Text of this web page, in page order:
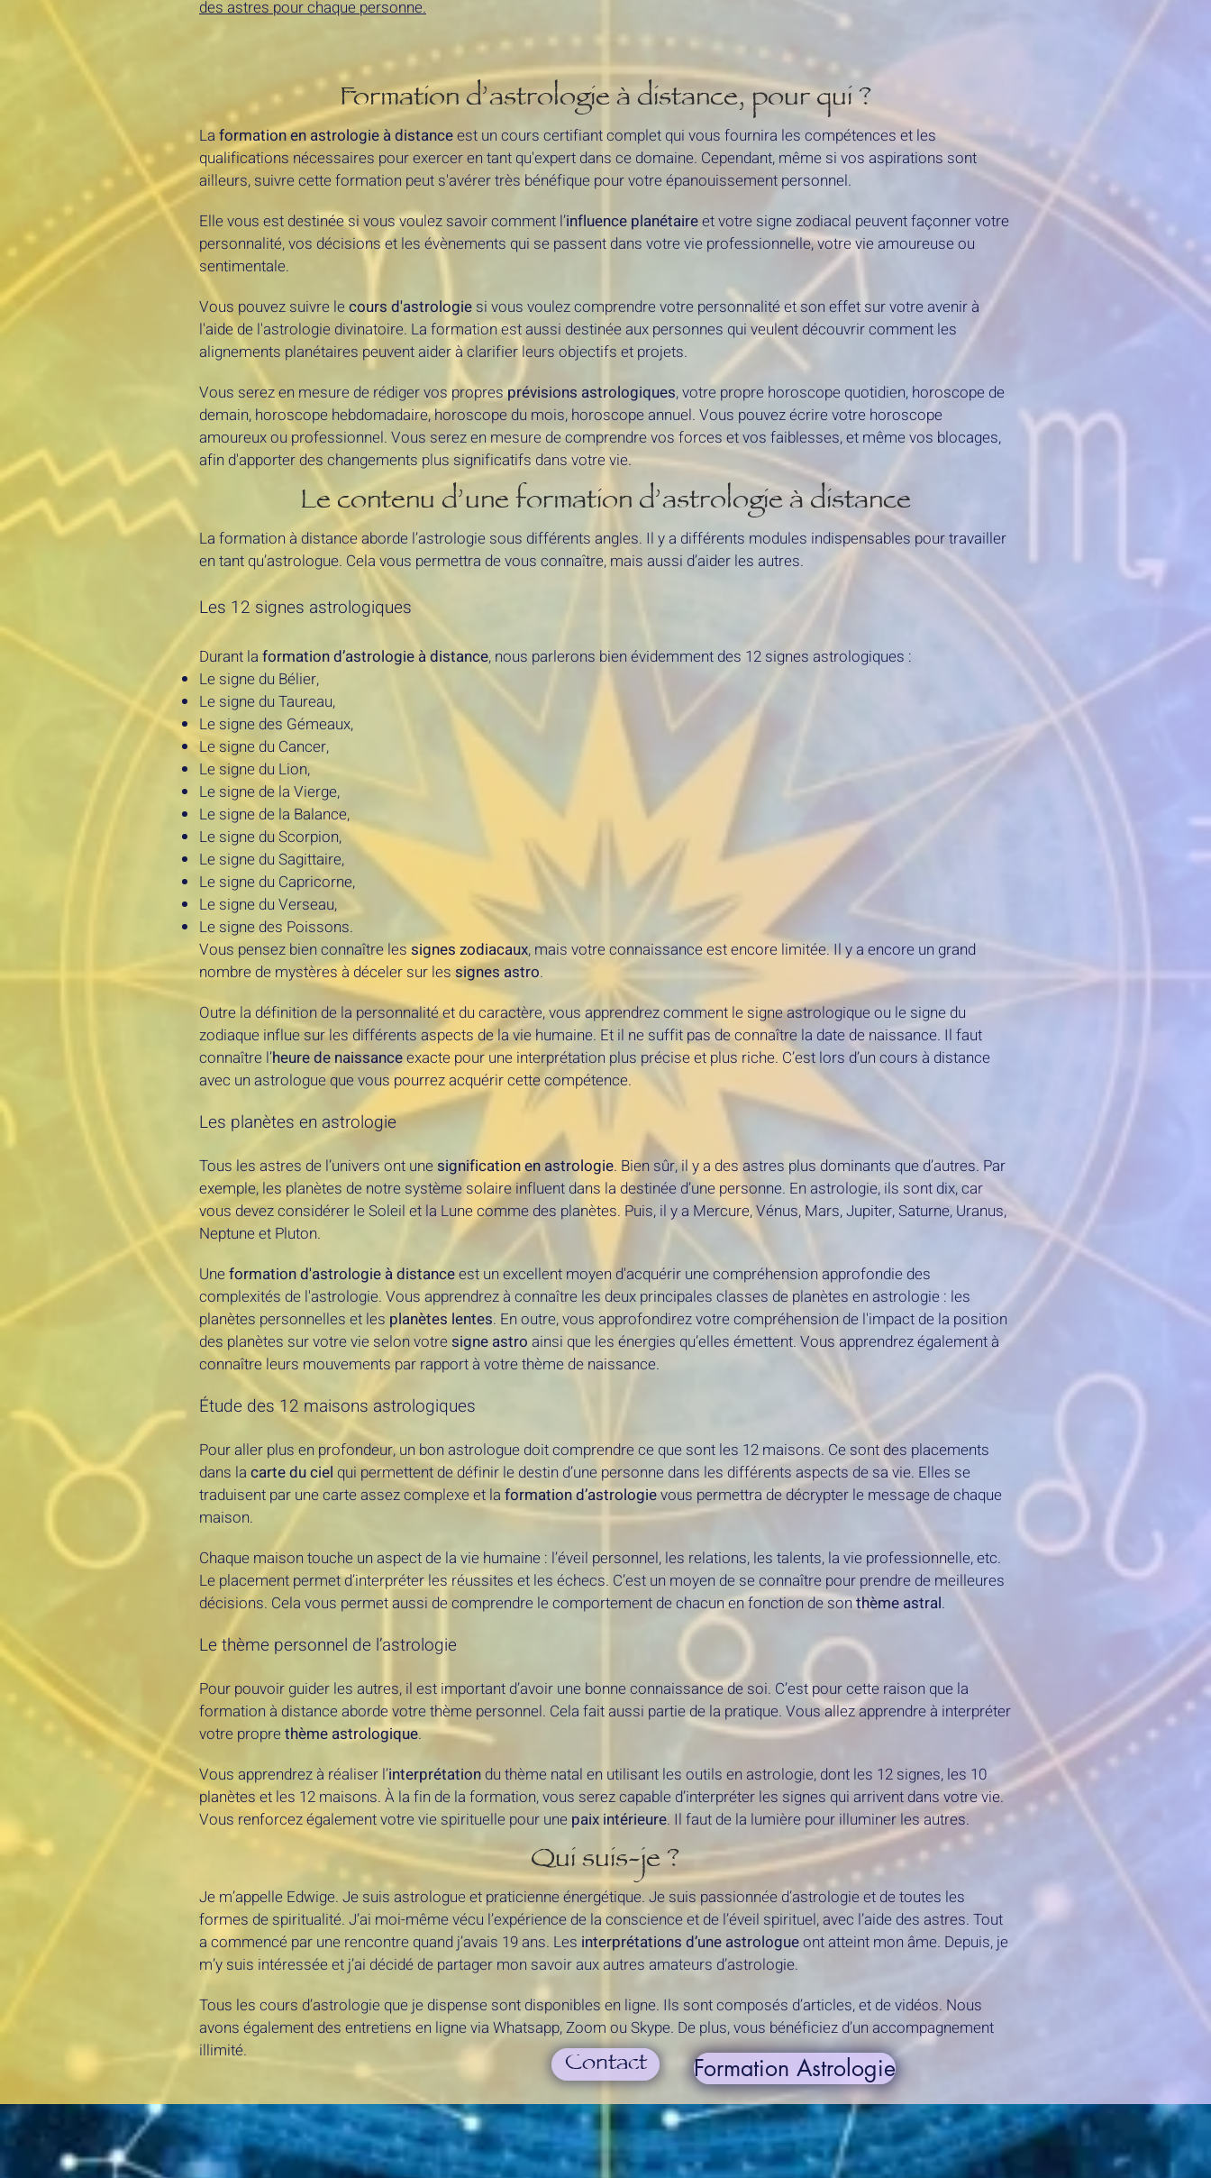
des astres pour chaque personne.
Formation d’astrologie à distance, pour qui ?
La formation en astrologie à distanceest un cours certifiant complet qui vous fournira les compétences et les
qualifications nécessaires pour exercer en tant qu'expert dans ce domaine. Cependant, même si vos aspirations sont
ailleurs, suivre cette formation peut s'avérer très bénéfique pour votre épanouissement personnel.
Elle vous est destinée si vous voulez savoir comment l’influence planétaireet votre signe zodiacal peuvent façonner votre
personnalité, vos décisions et les évènements qui se passent dans votre vie professionnelle, votre vie amoureuse ou
sentimentale.
Vous pouvez suivre le cours d'astrologie si vous voulez comprendre votre personnalité et son effet sur votre avenir à
l'aide de l'astrologie divinatoire. La formation est aussi destinée aux personnes qui veulent découvrir comment les
alignements planétaires peuvent aider à clarifier leurs objectifs et projets.
Vous serez en mesure de rédiger vos propresprévisions astrologiques, votre propre horoscope quotidien, horoscope de
demain, horoscope hebdomadaire, horoscope du mois, horoscope annuel. Vous pouvez écrire votre horoscope
amoureux ou professionnel. Vous serez en mesure de comprendre vos forces et vos faiblesses, et même vos blocages,
afin d'apporter des changements plus significatifs dans votre vie.
Le contenu d’une formation d’astrologie à distance
La formation à distance aborde l’astrologie sous différents angles. Il y a différents modules indispensables pour travailler
en tant qu’astrologue. Cela vous permettra de vous connaître, mais aussi d’aider les autres.
Les 12 signes astrologiques
Durant la formation d’astrologie à distance, nous parlerons bien évidemment des 12 signes astrologiques :
Le signe du Bélier,
Le signe du Taureau,
Le signe des Gémeaux,
Le signe du Cancer,
Le signe du Lion,
Le signe de la Vierge,
Le signe de la Balance,
Le signe du Scorpion,
Le signe du Sagittaire,
Le signe du Capricorne,
Le signe du Verseau,
Le signe des Poissons.
Vous pensez bien connaître lessignes zodiacaux, mais votre connaissance est encore limitée. Il y a encore un grand
nombre de mystères à déceler sur les signes astro.
Outre la définition de la personnalité et du caractère, vous apprendrez comment le signe astrologique ou le signe du
zodiaque influe sur les différents aspects de la vie humaine. Et il ne suffit pas de connaître la date de naissance. Il faut
connaître l’heure de naissanceexacte pour une interprétation plus précise et plus riche. C’est lors d’un cours à distance
avec un astrologue que vous pourrez acquérir cette compétence.
Les planètes en astrologie
Tous les astres de l’univers ont unesignification en astrologie. Bien sûr, il y a des astres plus dominants que d’autres. Par
exemple, les planètes de notre système solaire influent dans la destinée d’une personne. En astrologie, ils sont dix, car
vous devez considérer le Soleil et la Lune comme des planètes. Puis, il y a Mercure, Vénus, Mars, Jupiter, Saturne, Uranus,
Neptune et Pluton.
Une formation d'astrologie à distanceest un excellent moyen d'acquérir une compréhension approfondie des
complexités de l'astrologie. Vous apprendrez à connaître les deux principales classes de planètes en astrologie : les
planètes personnelles et les planètes lentes. En outre, vous approfondirez votre compréhension de l'impact de la position
des planètes sur votre vie selon votre signe astro ainsi que les énergies qu’elles émettent. Vous apprendrez également à
connaître leurs mouvements par rapport à votre thème de naissance.
Étude des 12 maisons astrologiques
Pour aller plus en profondeur, un bon astrologue doit comprendre ce que sont les 12 maisons. Ce sont des placements
dans la carte du ciel qui permettent de définir le destin d’une personne dans les différents aspects de sa vie. Elles se
traduisent par une carte assez complexe et la formation d’astrologievous permettra de décrypter le message de chaque
maison.
Chaque maison touche un aspect de la vie humaine : l’éveil personnel, les relations, les talents, la vie professionnelle, etc.
Le placement permet d’interpréter les réussites et les échecs. C’est un moyen de se connaître pour prendre de meilleures
décisions. Cela vous permet aussi de comprendre le comportement de chacun en fonction de sonthème astral.
Le thème personnel de l’astrologie
Pour pouvoir guider les autres, il est important d’avoir une bonne connaissance de soi. C’est pour cette raison que la
formation à distance aborde votre thème personnel. Cela fait aussi partie de la pratique. Vous allez apprendre à interpréter
votre propre thème astrologique.
Vous apprendrez à réaliser l’interprétation du thème natal en utilisant les outils en astrologie, dont les 12 signes, les 10
planètes et les 12 maisons. À la fin de la formation, vous serez capable d’interpréter les signes qui arrivent dans votre vie.
Vous renforcez également votre vie spirituelle pour une paix intérieure. Il faut de la lumière pour illuminer les autres.
Qui suis-je ?
Je m’appelle Edwige. Je suis astrologue et praticienne énergétique. Je suis passionnée d’astrologie et de toutes les
formes de spiritualité. J’ai moi-même vécu l’expérience de la conscience et de l’éveil spirituel, avec l’aide des astres. Tout
a commencé par une rencontre quand j’avais 19 ans. Les interprétations d’une astrologueont atteint mon âme. Depuis, je
m’y suis intéressée et j’ai décidé de partager mon savoir aux autres amateurs d’astrologie.
Tous les cours d’astrologie que je dispense sont disponibles en ligne. Ils sont composés d’articles, et de vidéos. Nous
avons également des entretiens en ligne via Whatsapp, Zoom ou Skype. De plus, vous bénéficiez d’un accompagnement
illimité.
Formation Astrologie
Contact